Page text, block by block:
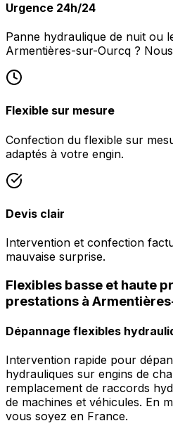
Urgence 24h/24
Panne hydraulique de nuit ou
Armentières-sur-Ourcq ?
Flexible sur mesure
Confection du flexible sur
adaptés à votre engin.
Devis clair
Intervention et confection
mauvaise surprise.
Flexibles basse et haute
prestations à
Dépannage flexibles
Intervention rapide pour
hydrauliques sur engins de
remplacement de raccords
de machines et véhicules. En
vous soyez en France.